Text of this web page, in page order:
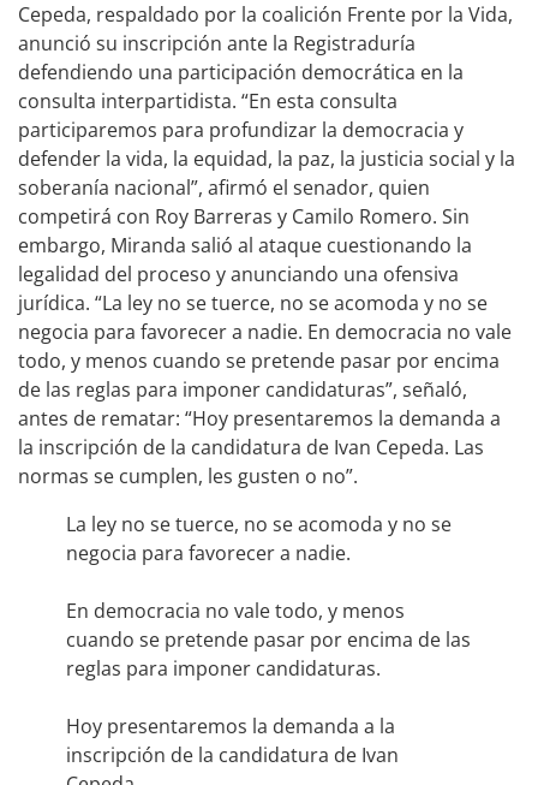
Cepeda, respaldado por la coalición Frente por la Vida,
anunció su inscripción ante la Registraduría
defendiendo una participación democrática en la
consulta interpartidista. “En esta consulta
participaremos para profundizar la democracia y
defender la vida, la equidad, la paz, la justicia social y la
soberanía nacional”, afirmó el senador, quien
competirá con Roy Barreras y Camilo Romero. Sin
embargo, Miranda salió al ataque cuestionando la
legalidad del proceso y anunciando una ofensiva
jurídica. “La ley no se tuerce, no se acomoda y no se
negocia para favorecer a nadie. En democracia no vale
todo, y menos cuando se pretende pasar por encima
de las reglas para imponer candidaturas”, señaló,
antes de rematar: “Hoy presentaremos la demanda a
la inscripción de la candidatura de Ivan Cepeda. Las
normas se cumplen, les gusten o no”.
La ley no se tuerce, no se acomoda y no se
negocia para favorecer a nadie.
En democracia no vale todo, y menos
cuando se pretende pasar por encima de las
reglas para imponer candidaturas.
Hoy presentaremos la demanda a la
inscripción de la candidatura de Ivan